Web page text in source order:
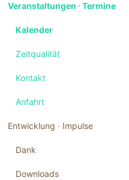
Veranstaltungen ∙ Termine
Kalender
Zeitqualität
Kontakt
Anfahrt
Entwicklung ∙ Impulse
Dank
Downloads